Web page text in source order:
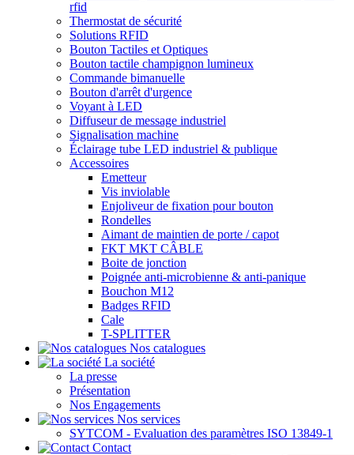
rfid
Thermostat de sécurité
Solutions RFID
Bouton Tactiles et Optiques
Bouton tactile champignon lumineux
Commande bimanuelle
Bouton d'arrêt d'urgence
Voyant à LED
Diffuseur de message industriel
Signalisation machine
Éclairage tube LED industriel & publique
Accessoires
Emetteur
Vis inviolable
Enjoliveur de fixation pour bouton
Rondelles
Aimant de maintien de porte / capot
FKT MKT CÂBLE
Boite de jonction
Poignée anti-microbienne & anti-panique
Bouchon M12
Badges RFID
Cale
T-SPLITTER
Nos catalogues
La société
La presse
Présentation
Nos Engagements
Nos services
SYTCOM - Evaluation des paramètres ISO 13849-1
Contact